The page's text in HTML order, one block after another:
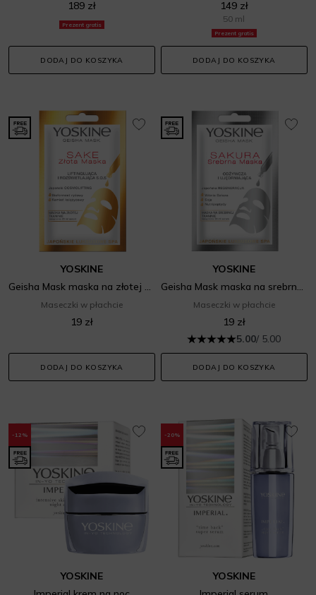
Prezent gratis
189 zł
DODAJ DO KOSZYKA
Prezent gratis
149 zł
50 ml
DODAJ DO KOSZYKA
YOSKINE
Geisha Mask maska na złotej tkaninie sake
Maseczki w płachcie
19 zł
DODAJ DO KOSZYKA
YOSKINE
Geisha Mask maska na srebrnej tkaninie sakura
Maseczki w płachcie
19 zł
5.00/ 5.00
DODAJ DO KOSZYKA
-12%
YOSKINE
-20%
YOSKINE